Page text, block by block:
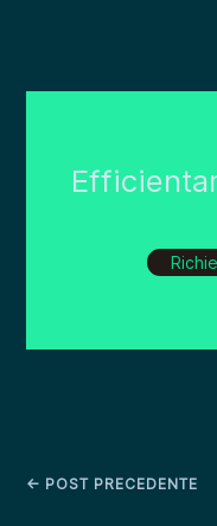
← POST PRECEDENTE